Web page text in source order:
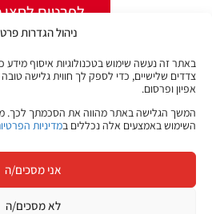
ניהול הגדרות
צדדים שלישיים, כדי לספק לך חווית גלישה
אפיון ופרסום.
המשך הגלישה באתר מהווה את הסכמתך לכך.
השימוש באמצעים אלה נכללים במדיניות
אני מסכים/ה
לא מסכים/ה
לפרטים לחצו
קורסים מקוונים